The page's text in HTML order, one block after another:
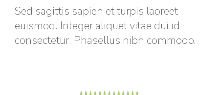
Sed sagittis sapien et turpis laoreet
euismod. Integer aliquet vitae dui id
consectetur. Phasellus nibh commodo.